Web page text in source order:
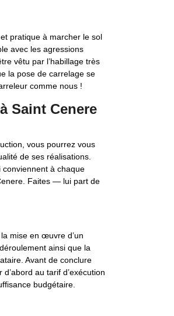
pratique à marcher le sol
avec les agressions
vêtu par l’habillage très
la pose de carrelage se
comme nous !
Saint Cenere
vous pourrez vous
de ses réalisations.
à chaque
Faites — lui part de
mise en œuvre d’un
ainsi que la
Avant de conclure
au tarif d’exécution
budgétaire.